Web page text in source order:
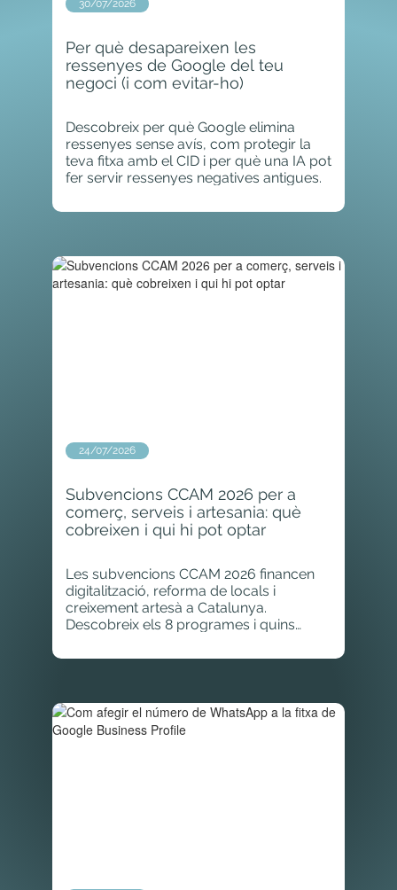
Per què desapareixen les
ressenyes de Google del teu
negoci (i com evitar-ho)
30/07/2026
Descobreix per què Google elimina
ressenyes sense avís, com protegir la
teva fitxa amb el CID i per què una IA pot
fer servir ressenyes negatives antigues.
Subvencions CCAM 2026 per a
comerç, serveis i artesania: què
cobreixen i qui hi pot optar
24/07/2026
Les subvencions CCAM 2026 financen
digitalització, reforma de locals i
creixement artesà a Catalunya.
Descobreix els 8 programes i quins